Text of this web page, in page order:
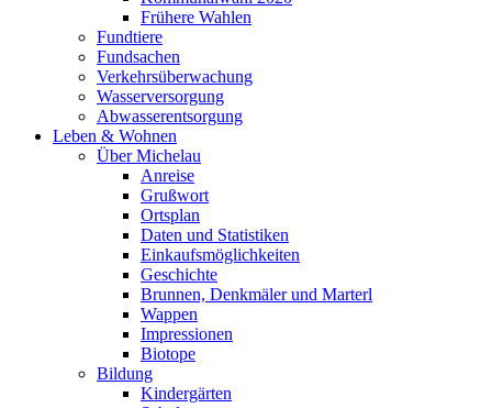
Frühere Wahlen
Fundtiere
Fundsachen
Verkehrsüberwachung
Wasserversorgung
Abwasserentsorgung
Leben & Wohnen
Über Michelau
Anreise
Grußwort
Ortsplan
Daten und Statistiken
Einkaufsmöglichkeiten
Geschichte
Brunnen, Denkmäler und Marterl
Wappen
Impressionen
Biotope
Bildung
Kindergärten